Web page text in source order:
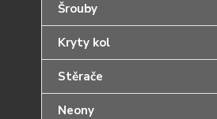
Šrouby
Kryty kol
Stěrače
Neony